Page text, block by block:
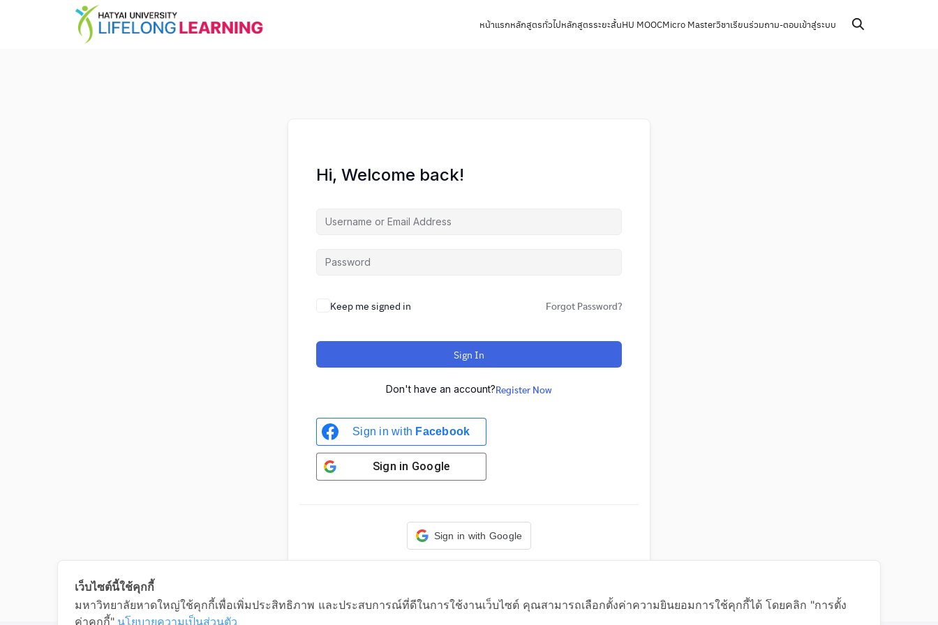
หน้าแรกหลักสูตรทั่วไปหลักสูตรระยะสั้นHU MOOCMicro Masterวิชาเรียนร่วมถาม-ตอบเข้าสู่ระบบ
Hi, Welcome back!
Keep me signed in Forgot Password?
Sign In
Don't have an account?Register Now
Sign in with Facebook
Sign in Google
Sign in with Google
เว็บไซต์นี้ใช้คุกกี้
มหาวิทยาลัยหาดใหญ่ใช้คุกกี้เพื่อเพิ่มประสิทธิภาพ และประสบการณ์ที่ดีในการใช้งานเว็บไซต์ คุณสามารถเลือกตั้งค่าความยินยอมการใช้คุกกี้ได้ โดยคลิก "การตั้ง
ค่าคุกกี้" นโยบายความเป็นส่วนตัว